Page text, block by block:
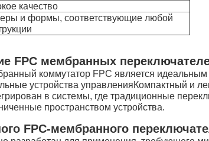
качество
и формы, соответствующие любой
FPC мембранных
коммутатор FPC является
устройства управленияКомпактный и
в системы, где традиционные
пространством устройства.
FPC-мембранного